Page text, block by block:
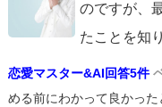
のですが、
たことを知
恋愛マスター&AI回答5件
める前にわかって良かっ